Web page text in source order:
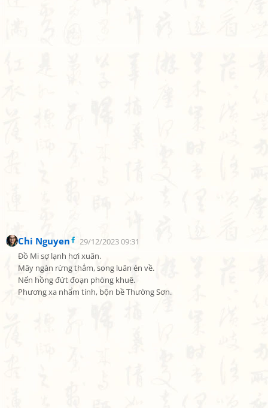
Chi Nguyen
29/12/2023 09:31
Đồ Mi sợ lạnh hơi xuân.
Mây ngàn rừng thẳm, song luân én về.
Nến hồng đứt đoạn phòng khuê.
Phương xa nhẩm tính, bộn bề Thường Sơn.